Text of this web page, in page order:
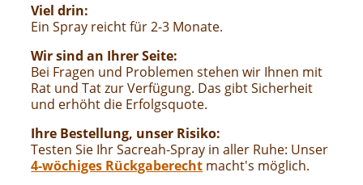
Viel drin:
Ein Spray reicht für 2-3 Monate.
Wir sind an Ihrer Seite:
Bei Fragen und Problemen stehen wir Ihnen mit
Rat und Tat zur Verfügung. Das gibt Sicherheit
und erhöht die Erfolgsquote.
Ihre Bestellung, unser Risiko:
Testen Sie Ihr Sacreah-Spray in aller Ruhe: Unser
4-wöchiges Rückgaberecht macht's möglich.